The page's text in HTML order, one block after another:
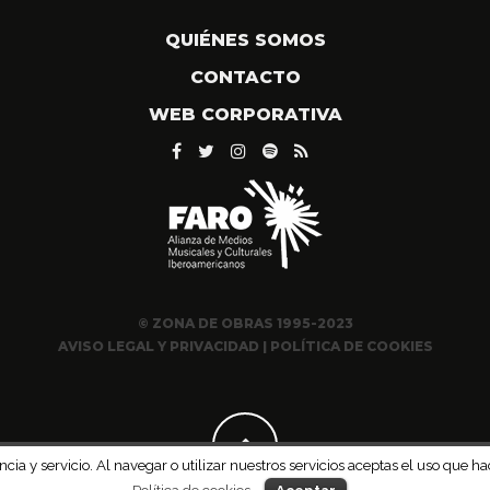
QUIÉNES SOMOS
CONTACTO
WEB CORPORATIVA
© ZONA DE OBRAS 1995-2023
AVISO LEGAL Y PRIVACIDAD | POLÍTICA DE COOKIES
y servicio. Al navegar o utilizar nuestros servicios aceptas el uso que